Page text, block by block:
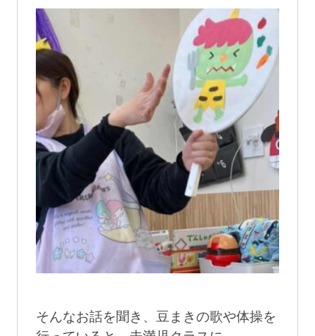
そんなお話を聞き、豆まきの歌や体操を